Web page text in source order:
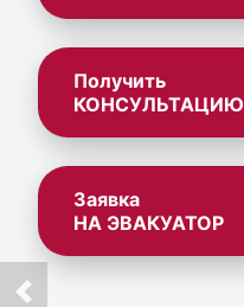
Получить
КОНСУЛЬТАЦИЮ
Заявка
НА ЭВАКУАТОР